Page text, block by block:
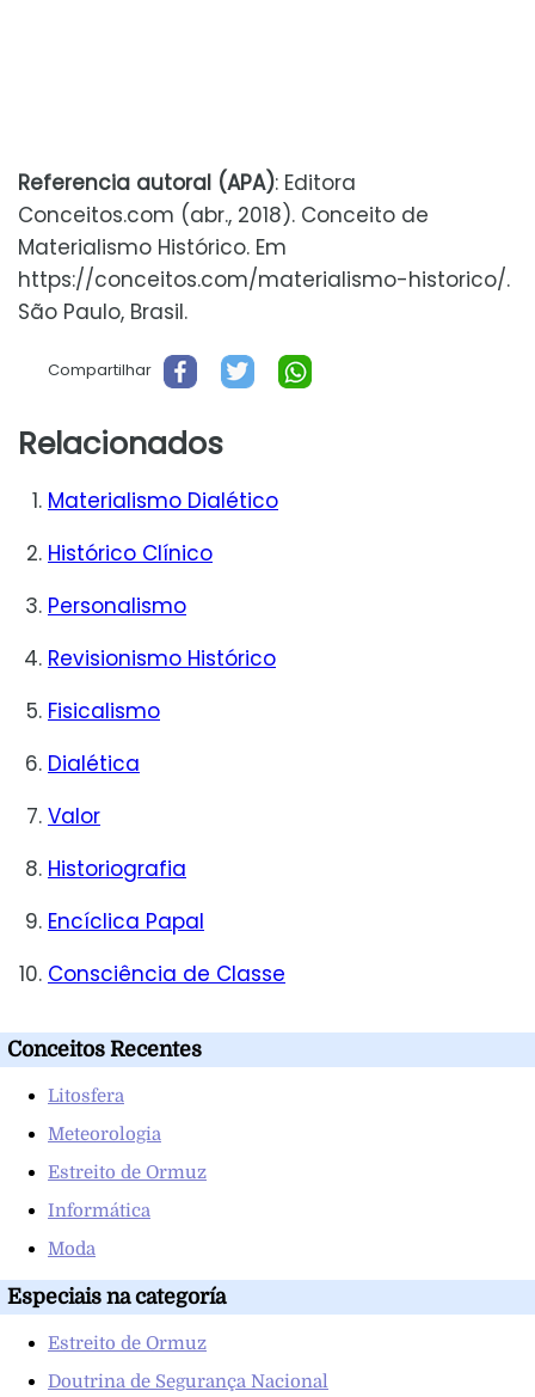
Referencia autoral (APA): Editora
Conceitos.com (abr., 2018). Conceito de
Materialismo Histórico. Em
https://conceitos.com/materialismo-historico/.
São Paulo, Brasil.
Compartilhar
Relacionados
Materialismo Dialético
Histórico Clínico
Personalismo
Revisionismo Histórico
Fisicalismo
Dialética
Valor
Historiografia
Encíclica Papal
Consciência de Classe
Conceitos Recentes
Litosfera
Meteorologia
Estreito de Ormuz
Informática
Moda
Especiais na categoría
Estreito de Ormuz
Doutrina de Segurança Nacional